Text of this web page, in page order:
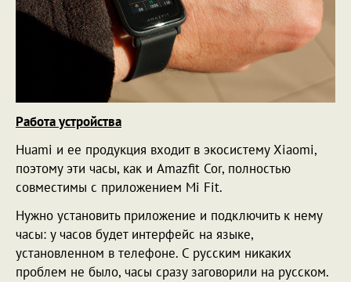
Работа устройства
Huami и ее продукция входит в экосистему Xiaomi,
поэтому эти часы, как и Amazfit Cor, полностью
совместимы с приложением Mi Fit.
Нужно установить приложение и подключить к нему
часы: у часов будет интерфейс на языке,
установленном в телефоне. С русским никаких
проблем не было, часы сразу заговорили на русском.